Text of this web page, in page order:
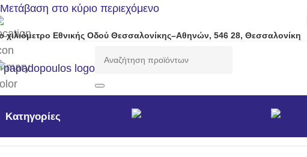
Μετάβαση στο κύριο περιεχόμενο
χιλιόμετρο Εθνικής Οδού Θεσσαλονίκης–Αθηνών, 546 28, Θεσσαλονίκη
Κατηγορίες